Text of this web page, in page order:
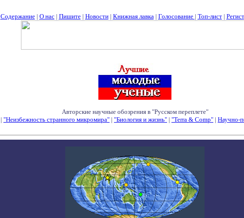
Содержание| О нас| Пишите| Новости| Книжная лавка| Голосование | Топ-лист|
Авторские научные обозрения в "Русском переплете"
| "Неизбежность странного микромира" | "Биология и жизнь" | "Terra & Comp" | Научно-